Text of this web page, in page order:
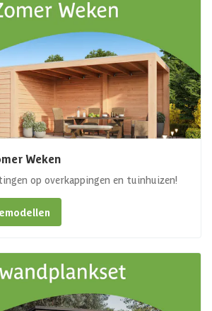
Weken
op overkappingen en tuinhuizen!